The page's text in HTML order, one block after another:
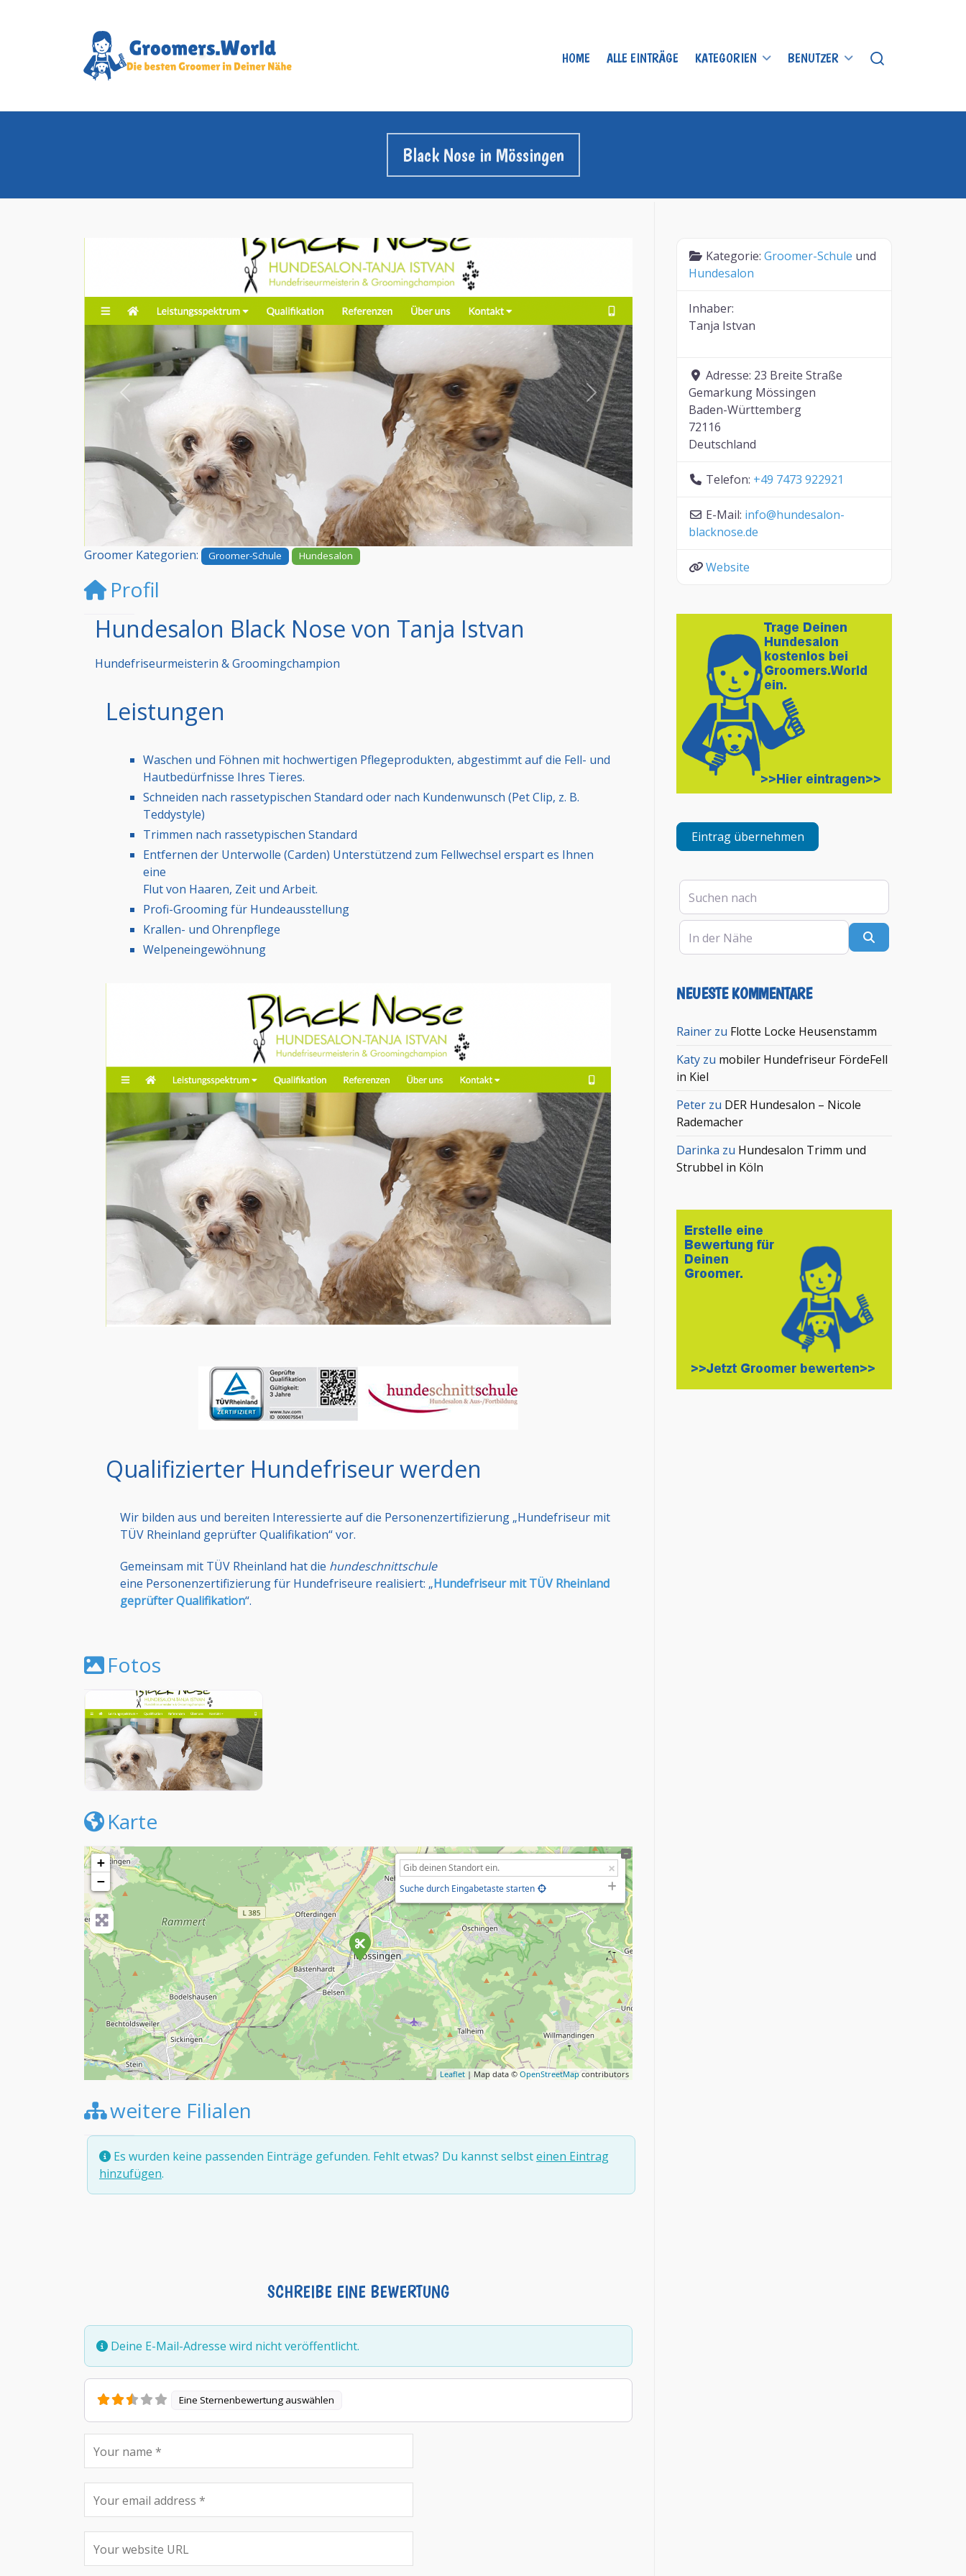
HOME ALLE EINTRÄGE KATEGORIEN BENUTZER
Black Nose in Mössingen
Vorheriges Nächstes
Groomer Kategorien: Groomer-Schule Hundesalon
Profil
Hundesalon Black Nose von Tanja Istvan
Hundefriseurmeisterin & Groomingchampion
Leistungen
Waschen und Föhnen mit hochwertigen Pflegeprodukten, abgestimmt auf die Fell- und
Hautbedürfnisse Ihres Tieres.
Schneiden nach rassetypischen Standard oder nach Kundenwunsch (Pet Clip, z. B.
Teddystyle)
Trimmen nach rassetypischen Standard
Entfernen der Unterwolle (Carden) Unterstützend zum Fellwechsel erspart es Ihnen
eine
Flut von Haaren, Zeit und Arbeit.
Profi-Grooming für Hundeausstellung
Krallen- und Ohrenpflege
Welpeneingewöhnung
Qualifizierter Hundefriseur werden
Wir bilden aus und bereiten Interessierte auf die Personen­zertifizierung „Hundefriseur mit
TÜV Rheinland geprüfter Qualifikation“ vor.
Gemeinsam mit TÜV Rheinland hat die hundeschnittschule
eine Personen­zertifizierung für Hundefriseure realisiert: „Hundefriseur mit TÜV Rheinland
geprüfter Qualifikation“.
Fotos
Karte
+
−
Suche durch Eingabetaste starten
Leaflet | Map data ©OpenStreetMap contributors
weitere Filialen
Es wurden keine passenden Einträge gefunden. Fehlt etwas? Du kannst selbsteinen Eintrag
hinzufügen.
SCHREIBE EINE BEWERTUNG
Deine E-Mail-Adresse wird nicht veröffentlicht.
Eine Sternenbewertung auswählen
Kategorie:Groomer-Schule und
Hundesalon
Inhaber:
Tanja Istvan
Adresse: 23 Breite Straße
Gemarkung Mössingen
Baden-Württemberg
72116
Deutschland
Telefon: +49 7473 922921
E-Mail: info@hundesalon-
blacknose.de
Website
Eintrag übernehmen
Suchen nach
In der Nähe
NEUESTE KOMMENTARE
Rainer zu Flotte Locke Heusenstamm
Katy zu mobiler Hundefriseur FördeFell
in Kiel
Peter zu DER Hundesalon – Nicole
Rademacher
Darinka zu Hundesalon Trimm und
Strubbel in Köln